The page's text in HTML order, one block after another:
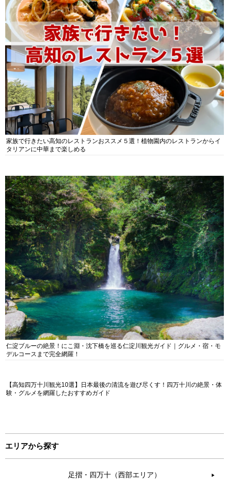
家族で行きたい高知のレストランおススメ５選！植物園内のレストランからイ
タリアンに中華まで楽しめる
仁淀ブルーの絶景！にこ淵・沈下橋を巡る仁淀川観光ガイド｜グルメ・宿・モ
デルコースまで完全網羅！
【高知四万十川観光10選】日本最後の清流を遊び尽くす！四万十川の絶景・体
験・グルメを網羅したおすすめガイド
エリアから探す
足摺・四万十（西部エリア） ▶︎